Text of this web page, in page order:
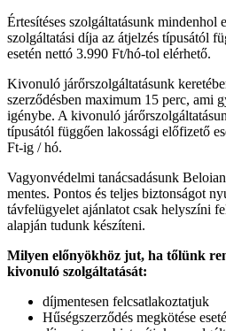
Értesítéses szolgáltatásunk mindenhol
szolgáltatási díja az átjelzés típusától
esetén nettó 3.990 Ft/hó-tol elérhető.
Kivonuló járőrszolgáltatásunk
szerződésben maximum 15 perc, ami
igénybe. A kivonuló
típusától függően lakossági előfizető
Ft-ig / hó.
Vagyonvédelmi tanácsadásunk
mentes. Pontos és teljes biztonságot
távfelügyelet ajánlatot csak helyszíni
alapján tudunk készíteni.
Milyen előnyökhöz jut, ha tőlünk
kivonuló szolgáltatását:
díjmentesen felcsatlakoztatjuk
Hűségszerződés megkötése